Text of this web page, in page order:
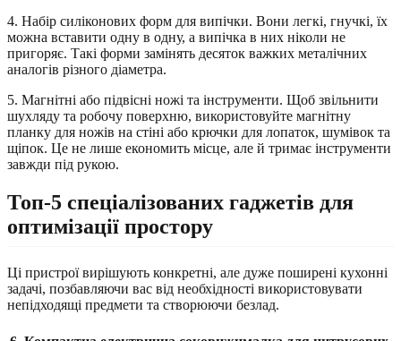
4. Набір силіконових форм для випічки. Вони легкі, гнучкі, їх
можна вставити одну в одну, а випічка в них ніколи не
пригоряє. Такі форми замінять десяток важких металічних
аналогів різного діаметра.
5. Магнітні або підвісні ножі та інструменти. Щоб звільнити
шухляду та робочу поверхню, використовуйте магнітну
планку для ножів на стіні або крючки для лопаток, шумівок та
щіпок. Це не лише економить місце, але й тримає інструменти
завжди під рукою.
Топ-5 спеціалізованих гаджетів для
оптимізації простору
Ці пристрої вирішують конкретні, але дуже поширені кухонні
задачі, позбавляючи вас від необхідності використовувати
непідходящі предмети та створюючи безлад.